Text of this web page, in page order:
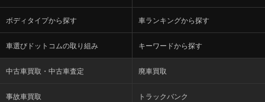
ボディタイプから探す 車ランキングから探す
車選びドットコムの取り組み キーワードから探す
中古車買取・中古車査定 廃車買取
事故車買取 トラックバンク